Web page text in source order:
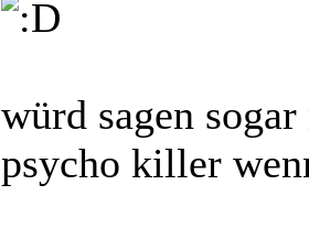
würd sagen
psycho killer